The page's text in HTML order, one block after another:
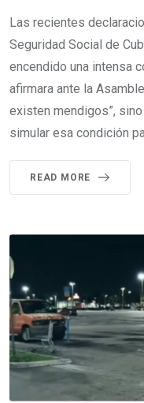
Las recientes
Seguridad Social de
encendido una intensa
afirmara ante la
existen mendigos”,
simular esa condición
READ MORE